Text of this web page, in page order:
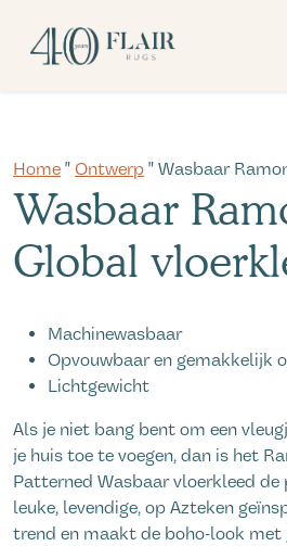
Home " Ontwerp " Wasbaar
Wasbaar
Global
Machinewasbaar
Opvouwbaar en gemakkelijk
Lichtgewicht
Als je niet bang bent om een
je huis toe te voegen, dan is het
Patterned Wasbaar vloerkleed
leuke, levendige, op Azteken
trend en maakt de boho-look met